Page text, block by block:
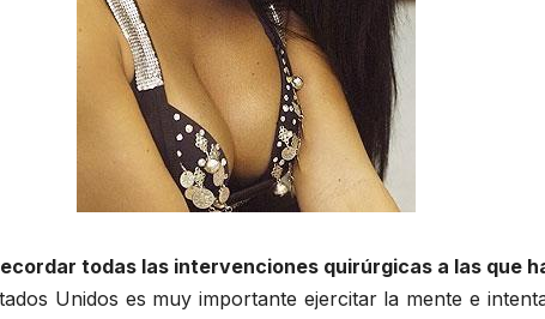
todas las intervenciones quirúrgicas a las que
Unidos es muy importante ejercitar la mente e